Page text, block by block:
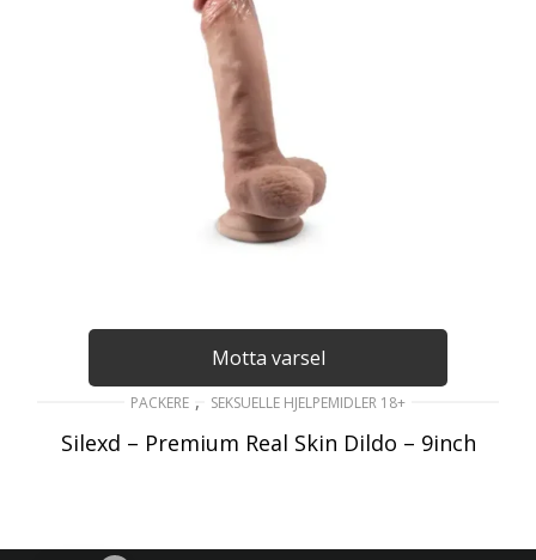
Motta varsel
PACKERE , SEKSUELLE HJELPEMIDLER 18+
Silexd – Premium Real Skin Dildo – 9inch